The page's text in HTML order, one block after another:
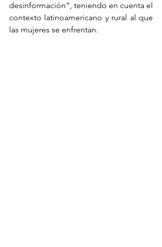
desinformación”, teniendo en cuenta el
contexto latinoamericano y rural al que
las mujeres se enfrentan.